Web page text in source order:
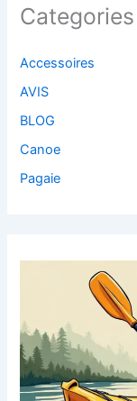
Categories
Accessoires
AVIS
BLOG
Canoe
Pagaie